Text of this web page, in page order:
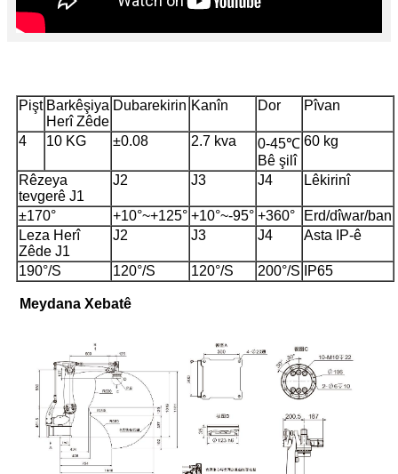
Pişt Barkêşiya
Herî Zêde
Dubarekirin Kanîn Dor Pîvan
4 10 KG ±0.08 2.7 kva
0-45℃
Bê şilî
60 kg
Rêzeya
tevgerê J1
J2 J3 J4 Lêkirinî
±170° +10°~+125° +10°~-95° +360°
Erd/dîwar/ban
Leza Herî
Zêde J1
J2 J3 J4 Asta IP-ê
190°/S 120°/S 120°/S 200°/S IP65
Meydana Xebatê